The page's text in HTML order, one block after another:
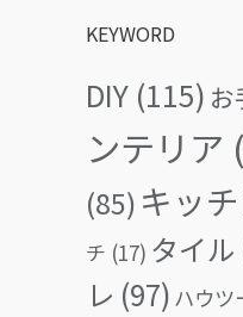
KEYWORD
DIY (115) お
ンテリア
(85) キッ
チ (17) タイル
レ (97) ハウツ